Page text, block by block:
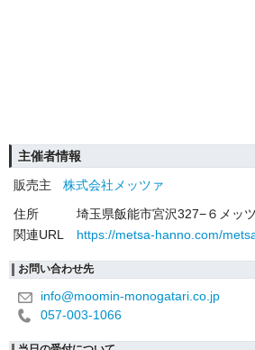
主催者情報
販売主
株式会社メッツァ
住所
埼玉県飯能市宮沢327−６メッ
関連URL
https://metsa-hanno.com/
お問い合わせ先
info@moomin-monogatari.co.jp
057-003-1066